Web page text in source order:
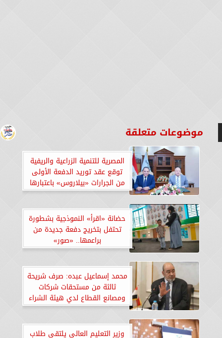
موضوعات متعلقة
المصرية للتنمية الزراعية والريفية
توقع عقد توريد الدفعة الأولى
من الجرارات «بيلاروس» باعتبارها
الموزع الحصري في مصر.. «صور»
حضانة «اقرأ» النموذجية بشطورة
تحتفل بتخريج دفعة جديدة من
براعمها.. «صور»
محمد إسماعيل عبده: صرف شريحة
ثالثة من مستحقات شركات
ومصانع القطاع لدي هيئة الشراء
الموحد مطلع الشهر المقبل
وزير التعليم العالي يلتقي طلاب